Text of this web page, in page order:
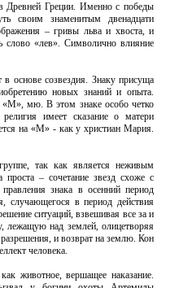
Древней Греции. Именно с победы
своим знаменитым двенадцати
– гривы льва и хвоста, и
слово «лев». Символично влияние
основе созвездия. Знаку присуща
новых знаний и опыта.
«М», мю. В этом знаке особо четко
имеет сказание о матери
на «М» - как у христиан Мария.
так как является неживым
проста – сочетание звезд схоже с
знака в осенний период
случающегося в период действия
ситуаций, взвешивая все за и
лежащую над землей, олицетворяя
и возврат на землю. Кон
человека.
животное, вершащее наказание.